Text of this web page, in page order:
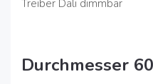
Treiber Dali dimmbar
Durchmesser